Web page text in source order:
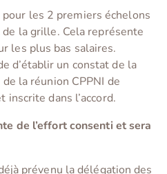
les 2 premiers échelons
la grille. Cela représente
les plus bas salaires.
d’établir un constat de la
la réunion CPPNI de
inscrite dans l’accord.
de l’effort consenti et sera
prévenu la délégation des